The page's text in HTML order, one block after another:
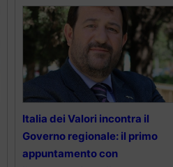
Italia dei Valori incontra il
Governo regionale: il primo
appuntamento con